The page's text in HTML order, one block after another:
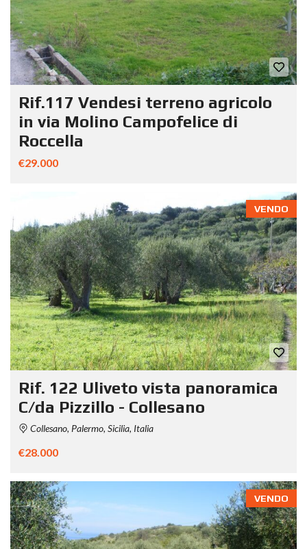
Rif.117 Vendesi terreno agricolo
in via Molino Campofelice di
Roccella
€29.000
VENDO
Rif. 122 Uliveto vista panoramica
C/da Pizzillo - Collesano
Collesano, Palermo, Sicilia, Italia
€28.000
VENDO